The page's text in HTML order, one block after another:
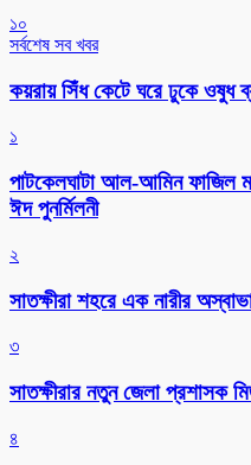
১০
সর্বশেষ সব খবর
কয়রায় সিঁধ কেটে ঘরে ঢুকে ওষুধ
১
পাটকেলঘাটা আল-আমিন ফাজিল
ঈদ পুনর্মিলনী
২
সাতক্ষীরা শহরে এক নারীর
৩
সাতক্ষীরার নতুন জেলা প্রশাসক
৪